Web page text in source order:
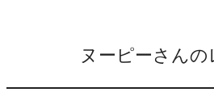
ヌーピーさんの